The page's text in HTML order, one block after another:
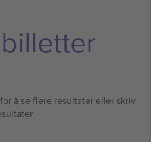
å se flere resultater eller skriv